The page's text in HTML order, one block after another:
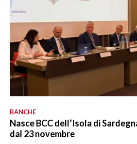
BANCHE
Nasce BCC dell’Isola di
dal 23 novembre